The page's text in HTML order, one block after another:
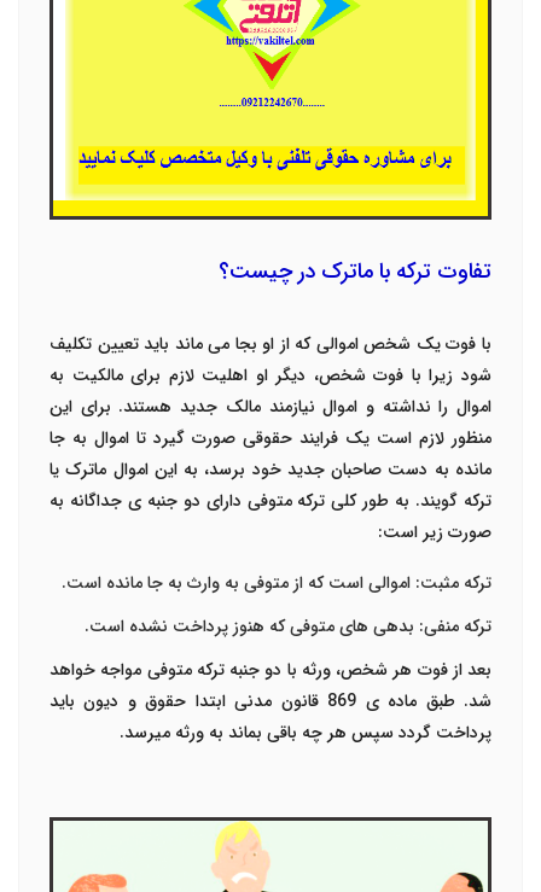
تفاوت ترکه با ماترک در چیست؟
با فوت یک شخص اموالی که از او بجا می ماند باید تعیین تکلیف
شود زیرا با فوت شخص، دیگر او اهلیت لازم برای مالکیت به
اموال را نداشته و اموال نیازمند مالک جدید هستند. برای این
منظور لازم است یک فرایند حقوقی صورت گیرد تا اموال به جا
مانده به دست صاحبان جدید خود برسد، به این اموال ماترک یا
ترکه گویند. به طور کلی ترکه متوفی دارای دو جنبه ی جداگانه به
صورت زیر است:
ترکه مثبت: اموالی است که از متوفی به وارث به جا مانده است.
ترکه منفی: بدهی های متوفی که هنوز پرداخت نشده است.
بعد از فوت هر شخص، ورثه با دو جنبه ترکه متوفی مواجه خواهد
شد. طبق ماده ی 869 قانون مدنی ابتدا حقوق و دیون باید
پرداخت گردد سپس هر چه باقی بماند به ورثه میرسد.